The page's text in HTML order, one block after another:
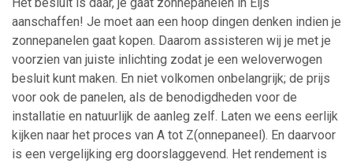
Het besluit is daar, je gaat zonnepanelen in Eijs
aanschaffen! Je moet aan een hoop dingen denken indien je
zonnepanelen gaat kopen. Daarom assisteren wij je met je
voorzien van juiste inlichting zodat je een weloverwogen
besluit kunt maken. En niet volkomen onbelangrijk; de prijs
voor ook de panelen, als de benodigdheden voor de
installatie en natuurlijk de aanleg zelf. Laten we eens eerlijk
kijken naar het proces van A tot Z(onnepaneel). En daarvoor
is een vergelijking erg doorslaggevend. Het rendement is